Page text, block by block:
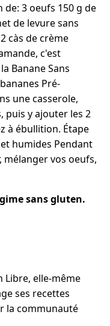
de: 3 oeufs 150 g de
de levure sans
càs de crème
c'est
Banane Sans
Pré-
une casserole,
puis y ajouter les 2
à ébullition. Étape
humides Pendant
mélanger vos oeufs,
sans gluten.
Libre, elle-même
ses recettes
la communauté